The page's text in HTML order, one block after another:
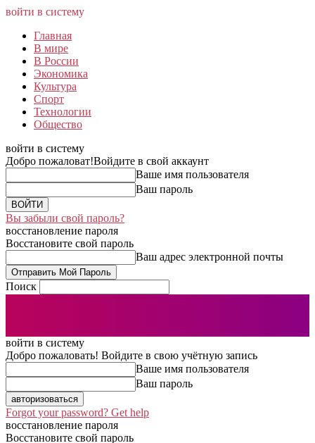
войти в систему
Главная
В мире
В России
Экономика
Культура
Спорт
Технологии
Общество
войти в систему
Добро пожаловат!Войдите в свой аккаунт
Ваше имя пользователя
Ваш пароль
Вы забыли свой пароль?
восстановление пароля
Восстановите свой пароль
Ваш адрес электронной почты
Поиск
войти в систему
Добро пожаловать! Войдите в свою учётную запись
Ваше имя пользователя
Ваш пароль
Forgot your password? Get help
восстановление пароля
Восстановите свой пароль